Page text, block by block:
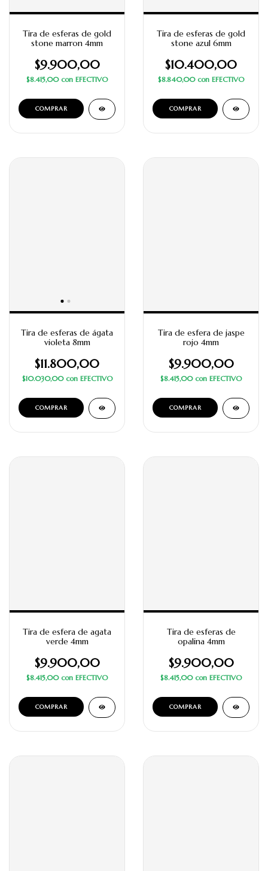
Tira de esferas de gold
stone marron 4mm
$9.900,00
$8.415,00 con EFECTIVO
Tira de esferas de gold
stone azul 6mm
$10.400,00
$8.840,00 con EFECTIVO
Tira de esferas de ágata
violeta 8mm
$11.800,00
$10.030,00 con EFECTIVO
Tira de esfera de jaspe
rojo 4mm
$9.900,00
$8.415,00 con EFECTIVO
Tira de esfera de agata
verde 4mm
$9.900,00
$8.415,00 con EFECTIVO
Tira de esferas de
opalina 4mm
$9.900,00
$8.415,00 con EFECTIVO